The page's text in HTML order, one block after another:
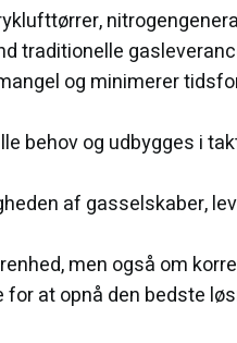
traditionelle
og minimerer
behov og udbygges i
af gasselskaber,
men også om
at opnå den bedste